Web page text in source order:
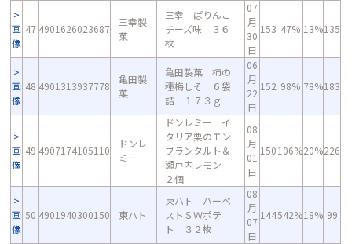
画
像
47 4901626023687
三幸製
菓
三幸 ぱりんこ
チーズ味 ３６
枚
07
月
30
日
153 47% 13%135
画
像
48 4901313937778
亀田製
菓
亀田製菓 柿の
種梅しそ ６袋
詰 １７３ｇ
06
月
22
日
152 98% 78%183
画
像
49 4907174105110
ドンレ
ミー
ドンレミー イ
タリア栗のモン
ブランタルト＆
瀬戸内レモン
２個
08
月
01
日
150106%20%226
画
像
50 4901940300150 東ハト
東ハト ハーベ
ストＳＷポテ
ト ３２枚
08
月
07
日
144542%18% 99